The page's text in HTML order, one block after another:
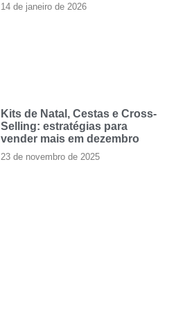
14 de janeiro de 2026
Kits de Natal, Cestas e Cross-
Selling: estratégias para
vender mais em dezembro
23 de novembro de 2025